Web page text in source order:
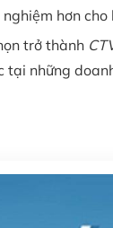
hơn
trở thành
những